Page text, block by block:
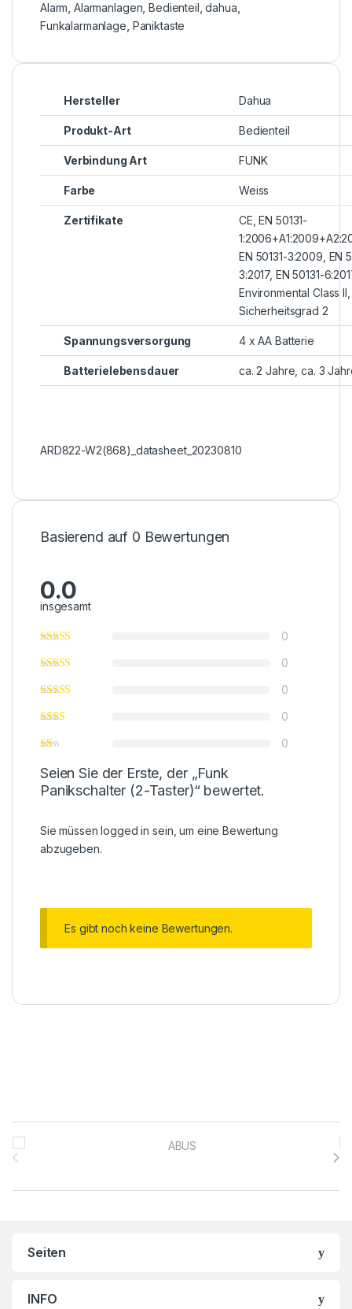
Alarm ,Alarmanlagen ,Bedienteil ,dahua
Funkalarmanlage Paniktaste
Hersteller Dahua
Produkt-Art Bedienteil
Verbindung Art FUNK
Farbe Weiss
Zertifikate
CE, EN 50131-
EN 50131-3:2009, EN
3:2017, EN 50131-
Environmental Class II,
Sicherheitsgrad 2
Spannungsversorgung 4 x AA Batterie
Batterielebensdauer ca. 2 Jahre, ca. 3
ARD822-W2(868)_datasheet_20230810
Basierend auf 0 Bewertungen
0.0
insgesamt
0
0
0
0
0
Seien Sie der Erste, der „Funk
Panikschalter (2-Taster)“ bewertet.
Sie müssenlogged in sein, um eine Bewertung
abzugeben.
Es gibt noch keine Bewertungen.
Brands Carousel
Seiten
INFO